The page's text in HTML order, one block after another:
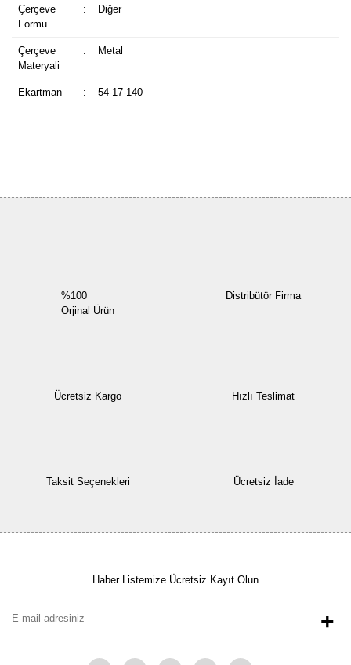
Çerçeve
Formu
: Diğer
Çerçeve
Materyali
: Metal
Ekartman : 54-17-140
%100
Orjinal Ürün
Distribütör Firma
Ücretsiz Kargo Hızlı Teslimat
Taksit Seçenekleri Ücretsiz İade
Haber Listemize Ücretsiz Kayıt Olun
+